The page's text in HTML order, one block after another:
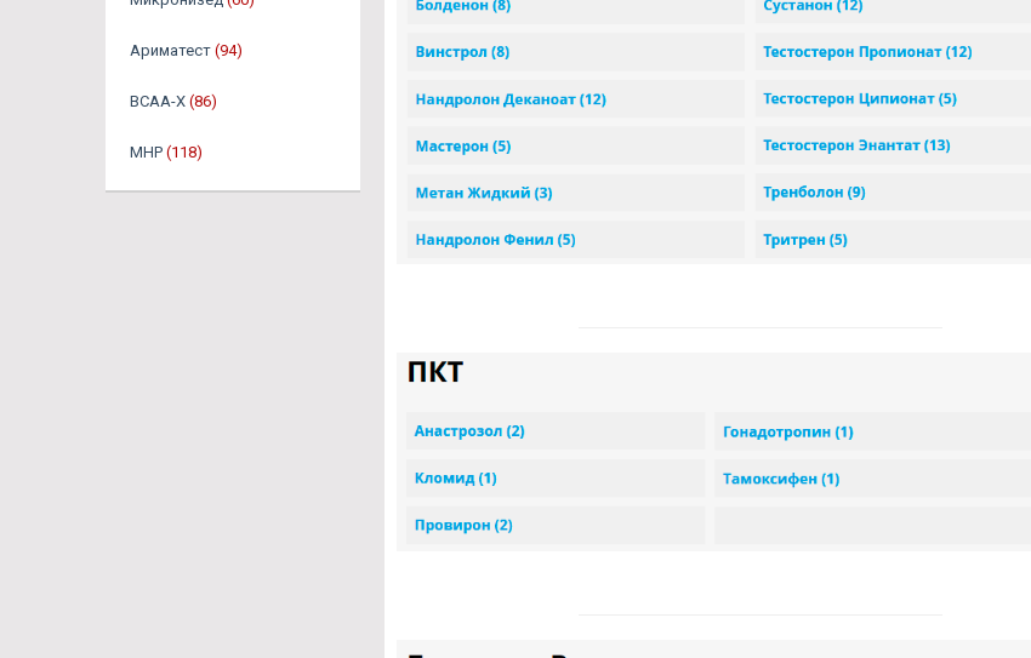
Ариматест (94)
BCAA-X (86)
MHP (118)